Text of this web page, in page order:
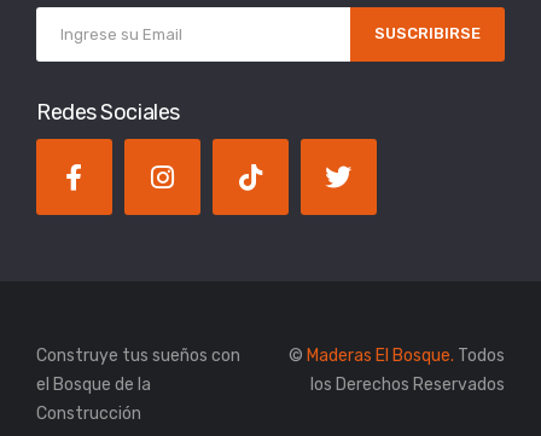
SUSCRIBIRSE
Redes Sociales
Construye tus sueños con
el Bosque de la
Construcción
© Maderas El Bosque. Todos
los Derechos Reservados